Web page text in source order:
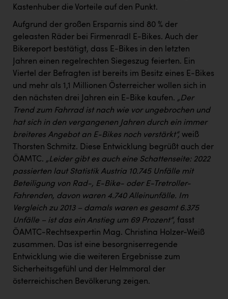
Kastenhuber die Vorteile auf den Punkt.
Aufgrund der großen Ersparnis sind 80 % der
geleasten Räder bei Firmenradl E-Bikes. Auch der
Bikereport bestätigt, dass E-Bikes in den letzten
Jahren einen regelrechten Siegeszug feierten. Ein
Viertel der Befragten ist bereits im Besitz eines E-Bikes
und mehr als 1,1 Millionen Österreicher wollen sich in
den nächsten drei Jahren ein E-Bike kaufen. „Der
Trend zum Fahrrad ist nach wie vor ungebrochen und
hat sich in den vergangenen Jahren durch ein immer
breiteres Angebot an E-Bikes noch verstärkt“, weiß
Thorsten Schmitz. Diese Entwicklung begrüßt auch der
ÖAMTC. „Leider gibt es auch eine Schattenseite: 2022
passierten laut Statistik Austria 10.745 Unfälle mit
Beteiligung von Rad-, E-Bike- oder E-Tretroller-
Fahrenden, davon waren 4.740 Alleinunfälle. Im
Vergleich zu 2013 – damals waren es gesamt 6.375
Unfälle – ist das ein Anstieg um 69 Prozent“, fasst
ÖAMTC-Rechtsexpertin Mag. Christina Holzer-Weiß
zusammen. Das ist eine besorgniserregende
Entwicklung wie die weiteren Ergebnisse zum
Sicherheitsgefühl und der Helmmoral der
österreichischen Bevölkerung zeigen.